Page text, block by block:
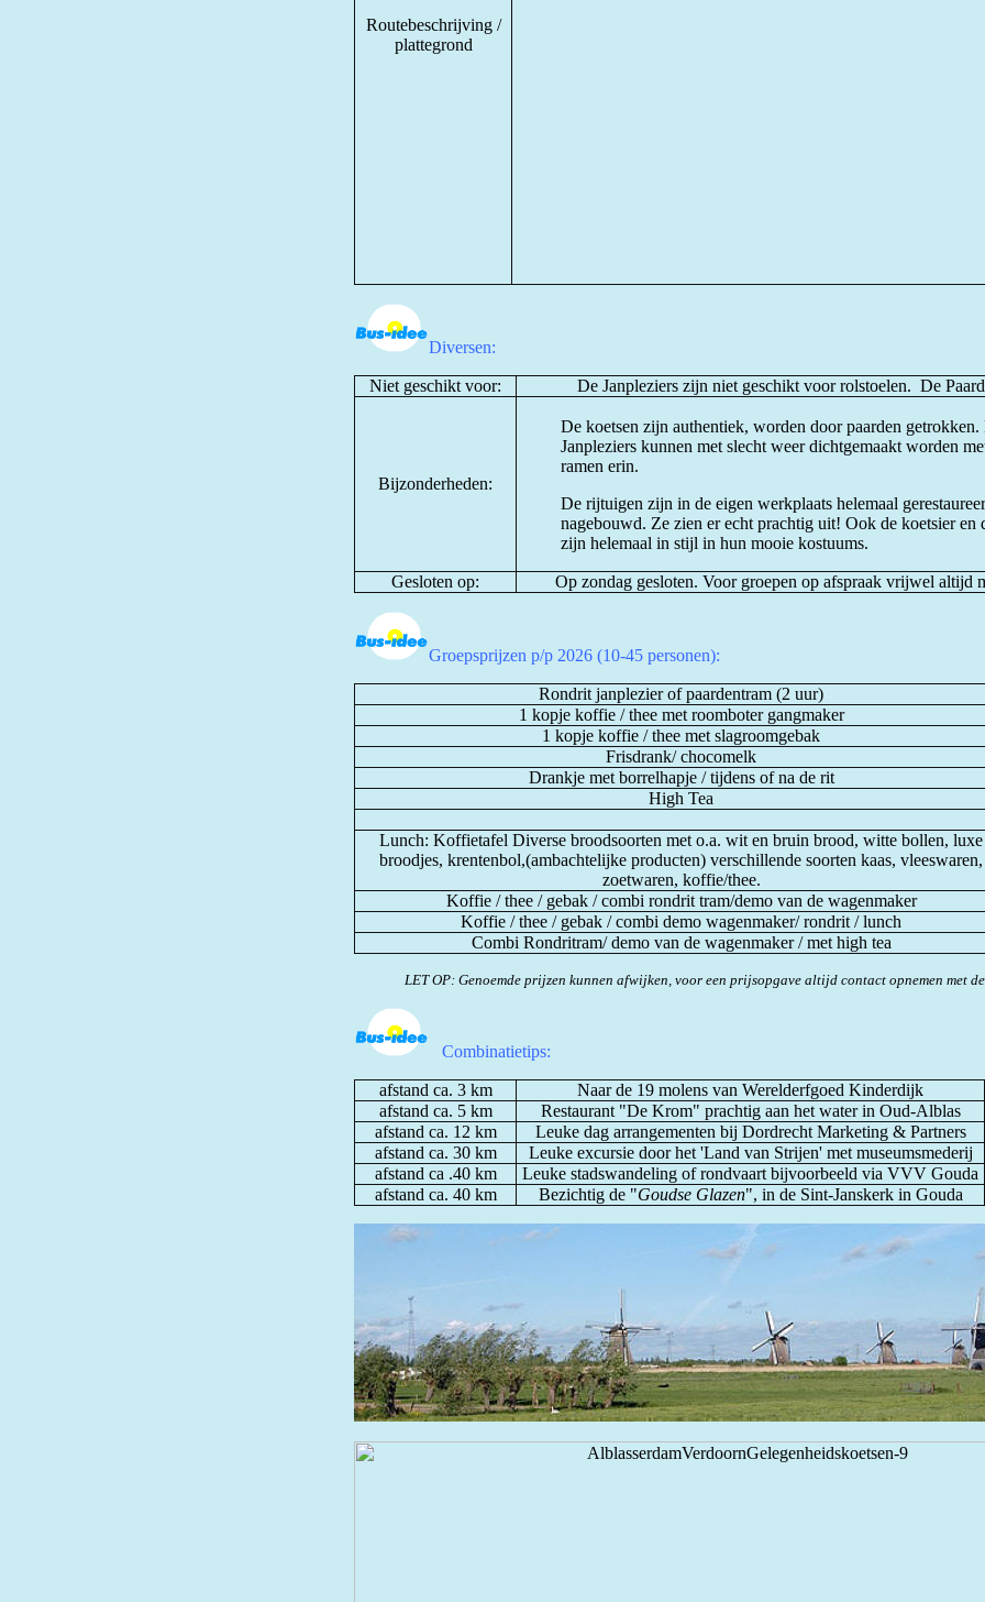
Routebeschrijving /
plattegrond
Diversen:
Niet geschikt voor: De Janpleziers zijn niet geschikt voor rolstoelen. De
Bijzonderheden:
De koetsen zijn authentiek, worden door paarden getrokken.
Janpleziers kunnen met slecht weer dichtgemaakt worden
ramen erin.
De rijtuigen zijn in de eigen werkplaats helemaal
nagebouwd. Ze zien er echt prachtig uit! Ook de koetsier en
zijn helemaal in stijl in hun mooie kostuums.
Gesloten op: Op zondag gesloten. Voor groepen op afspraak vrijwel altijd
Groepsprijzen p/p 2026 (10-45 personen):
Rondrit janplezier of paardentram (2 uur)
1 kopje koffie / thee met roomboter gangmaker
1 kopje koffie / thee met slagroomgebak
Frisdrank/ chocomelk
Drankje met borrelhapje / tijdens of na de rit
High Tea
Lunch: Koffietafel Diverse broodsoorten met o.a. wit en bruin brood, witte bollen, luxe
broodjes, krentenbol,(ambachtelijke producten) verschillende soorten kaas, vleeswaren,
zoetwaren, koffie/thee.
Koffie / thee / gebak / combi rondrit tram/demo van de wagenmaker
Koffie / thee / gebak / combi demo wagenmaker/ rondrit / lunch
Combi Rondritram/ demo van de wagenmaker / met high tea
LET OP: Genoemde prijzen kunnen afwijken, voor een prijsopgave altijd contact opnemen met
Combinatietips:
afstand ca. 3 km
Naar de 19 molens van Werelderfgoed Kinderdijk
afstand ca. 5 km
Restaurant "De Krom" prachtig aan het water in Oud-Alblas
afstand ca. 12 km
Leuke dag arrangementen bij Dordrecht Marketing & Partners
afstand ca. 30 km
Leuke excursie door het 'Land van Strijen' met museumsmederij
afstand ca .40 km
Leuke stadswandeling of rondvaart bijvoorbeeld via VVV Gouda
afstand ca. 40 km
Bezichtig de "Goudse Glazen", in de Sint-Janskerk in Gouda